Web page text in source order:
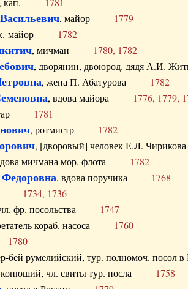
, майор 1779
майор 1782
, мичман 1780, 1782
, дворянин, двоюрод. дядя А.И.
, жена П. Абатурова 1782
, вдова майора 1776, 1779,
1781
, ротмистр 1782
, [дворовый] человек Е.Л.
мичмана мор. флота 1782
, вдова поручика 1768
1734, 1736
фр. посольства 1747
кораб. насоса 1760
1780
бей румелийский, тур. полномоч.
чл. свиты тур. посла 1758